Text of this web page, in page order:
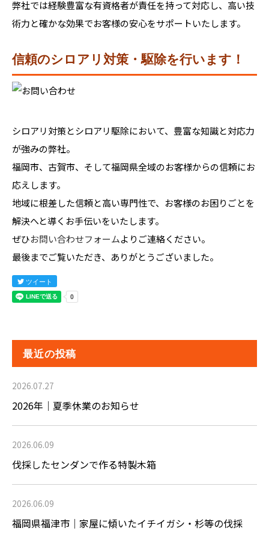
弊社では経験豊富な有資格者が責任を持って対応し、高い技
術力と確かな効果でお客様の安心をサポートいたします。
信頼のシロアリ対策・駆除を行います！
シロアリ対策とシロアリ駆除において、豊富な知識と対応力
が強みの弊社。
福岡市、古賀市、そして福岡県全域のお客様からの信頼にお
応えします。
地域に根差した信頼と高い専門性で、お客様のお困りごとを
解決へと導くお手伝いをいたします。
ぜひお問い合わせフォームよりご連絡ください。
最後までご覧いただき、ありがとうございました。
ツイート
最近の投稿
2026.07.27
2026年｜夏季休業のお知らせ
2026.06.09
伐採したセンダンで作る特製木箱
2026.06.09
福岡県福津市｜家屋に傾いたイチイガシ・杉等の伐採